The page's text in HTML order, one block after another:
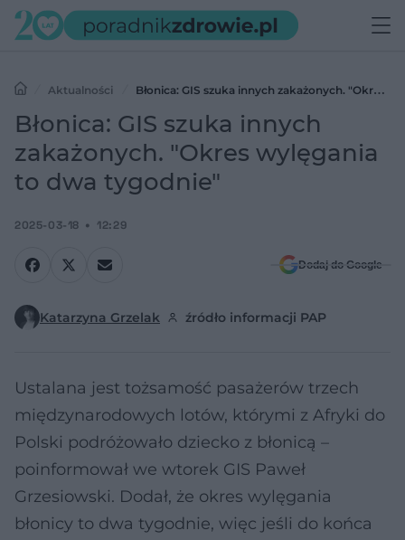
Aktualności
Błonica: GIS szuka innych zakażonych. "Okres
wylęgania to dwa tygodnie"
Błonica: GIS szuka innych
zakażonych. "Okres wylęgania
to dwa tygodnie"
2025-03-18 12:29
Dodaj do Google
Katarzyna Grzelak źródło informacji PAP
Ustalana jest tożsamość pasażerów trzech
międzynarodowych lotów, którymi z Afryki do
Polski podróżowało dziecko z błonicą –
poinformował we wtorek GIS Paweł
Grzesiowski. Dodał, że okres wylęgania
błonicy to dwa tygodnie, więc jeśli do końca